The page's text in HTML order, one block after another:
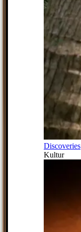
Discoveries
Kultur